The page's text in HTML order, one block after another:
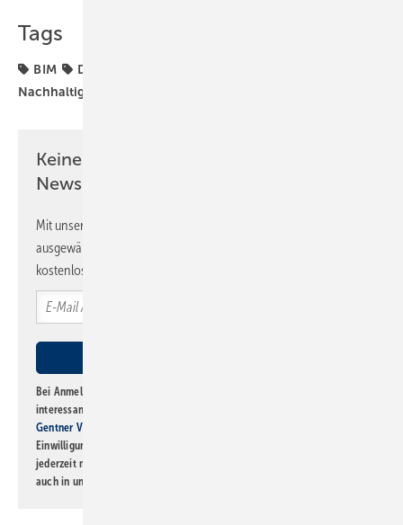
Tags
BIM Digitalisierung
Nachhaltigkeit
Keine Zeit? Kein Problem mit dem SBZ
Newsletter!
Mit unserem Newsletter erhalten Sie regelmäßig von uns
ausgewählte Informationen und Neuigkeiten, gebündelt und
kostenlos direkt ins Postfach.
Bei Anmeldung zu diesem Newsletter bin ich damit einverstanden, über
interessante Verlags- und Online-Angebote
Gentner Verlag GmbH & Co. KG
Einwilligung kann ich jederzeit widerrufen und eine Abmeldung ist
jederzeit möglich. Informationen zum Umgang mit Daten finden Sie
auch in unserer